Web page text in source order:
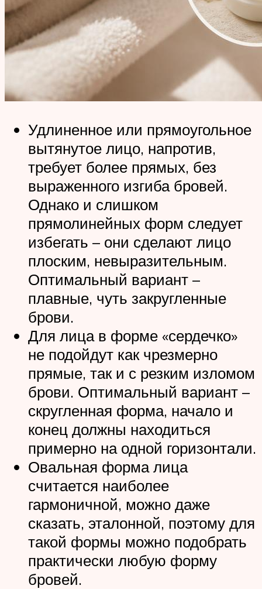
Удлиненное или прямоугольное
вытянутое лицо, напротив,
требует более прямых, без
выраженного изгиба бровей.
Однако и слишком
прямолинейных форм следует
избегать – они сделают лицо
плоским, невыразительным.
Оптимальный вариант –
плавные, чуть закругленные
брови.
Для лица в форме «сердечко»
не подойдут как чрезмерно
прямые, так и с резким изломом
брови. Оптимальный вариант –
скругленная форма, начало и
конец должны находиться
примерно на одной горизонтали.
Овальная форма лица
считается наиболее
гармоничной, можно даже
сказать, эталонной, поэтому для
такой формы можно подобрать
практически любую форму
бровей.